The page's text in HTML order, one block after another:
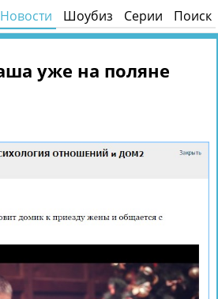
Новости Шоубиз Серии Поиск
уже на поляне